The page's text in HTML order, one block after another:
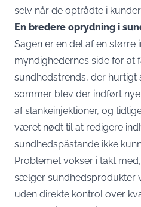
selv når de optrådte i
En bredere oprydning i
Sagen er en del af en større
myndighedernes side for at
sundhedstrends, der hurtigt
sommer blev der indført
af slankeinjektioner, og
været nødt til at redigere
sundhedspåstande ikke
Problemet vokser i takt
sælger sundhedsprodukter
uden direkte kontrol over